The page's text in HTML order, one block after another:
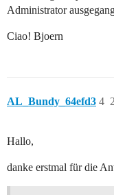
Administrator
Ciao! Bjoern
AL_Bundy_64efd3 4
Hallo,
danke erstmal für die